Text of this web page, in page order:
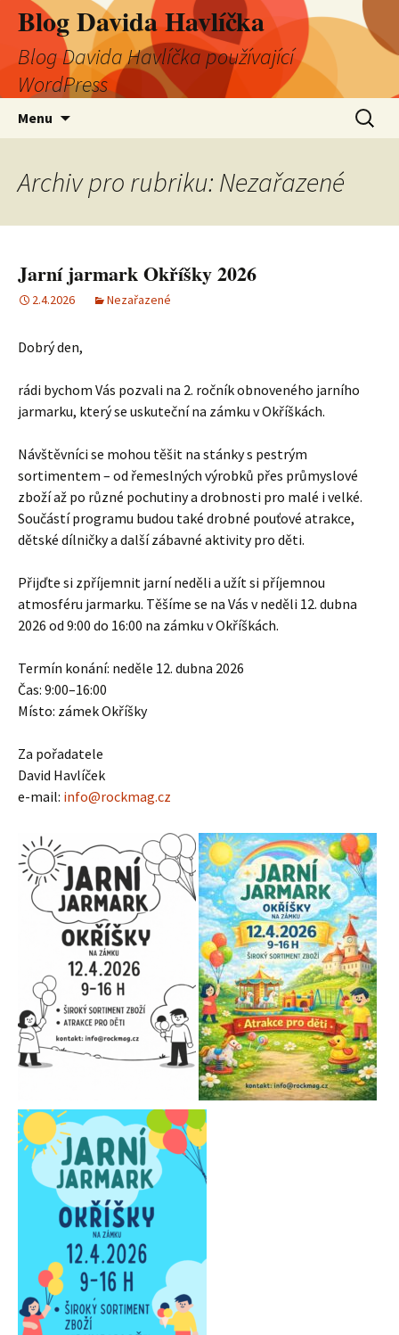
Blog Davida Havlíčka
Blog Davida Havlíčka používající
WordPress
Menu
webu
Archiv pro rubriku: Nezařazené
Jarní jarmark Okříšky 2026
2.4.2026 Nezařazené
Dobrý den,
rádi bychom Vás pozvali na 2. ročník obnoveného jarního
jarmarku, který se uskuteční na zámku v Okříškách.
Návštěvníci se mohou těšit na stánky s pestrým
sortimentem – od řemeslných výrobků přes průmyslové
zboží až po různé pochutiny a drobnosti pro malé i velké.
Součástí programu budou také drobné pouťové atrakce,
dětské dílničky a další zábavné aktivity pro děti.
Přijďte si zpříjemnit jarní neděli a užít si příjemnou
atmosféru jarmarku. Těšíme se na Vás v neděli 12. dubna
2026 od 9:00 do 16:00 na zámku v Okříškách.
Termín konání: neděle 12. dubna 2026
Čas: 9:00–16:00
Místo: zámek Okříšky
Za pořadatele
David Havlíček
e-mail: info@rockmag.cz